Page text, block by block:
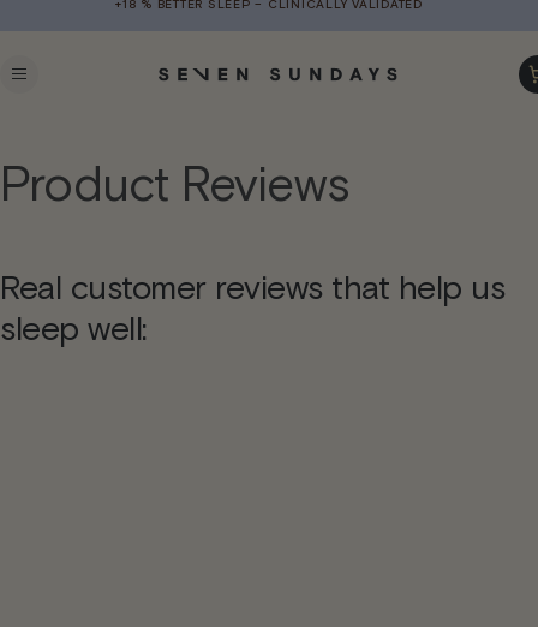
+18 % BETTER SLEEP – CLINICALLY VALIDATED
Product Reviews
Real customer reviews that help us
sleep well: